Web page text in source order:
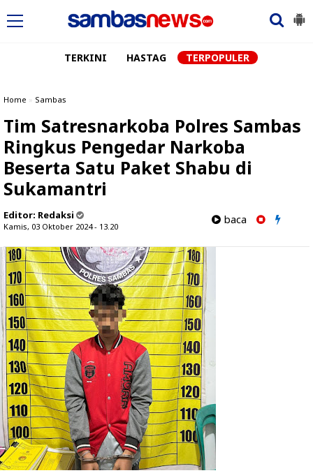
TERKINI HASTAG TERPOPULER
Home » Sambas
Tim Satresnarkoba Polres Sambas
Ringkus Pengedar Narkoba
Beserta Satu Paket Shabu di
Sukamantri
Editor: Redaksi
Kamis, 03 Oktober 2024 - 13.20
baca